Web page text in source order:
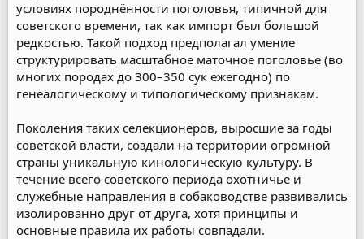
условиях породнённости поголовья, типичной для
советского времени, так как импорт был большой
редкостью. Такой подход предполагал умение
структурировать масштабное маточное поголовье (во
многих породах до 300–350 сук ежегодно) по
генеалогическому и типологическому признакам.
Поколения таких селекционеров, выросшие за годы
советской власти, создали на территории огромной
страны уникальную кинологическую культуру. В
течение всего советского периода охотничье и
служебные направления в собаководстве развивались
изолированно друг от друга, хотя принципы и
основные правила их работы совпадали.